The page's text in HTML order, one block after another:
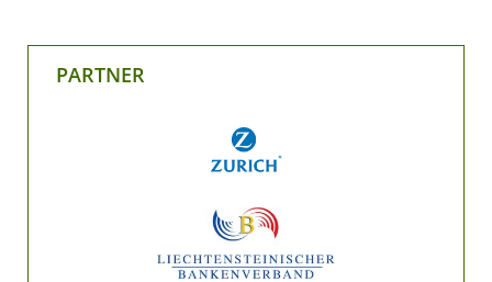
PARTNER